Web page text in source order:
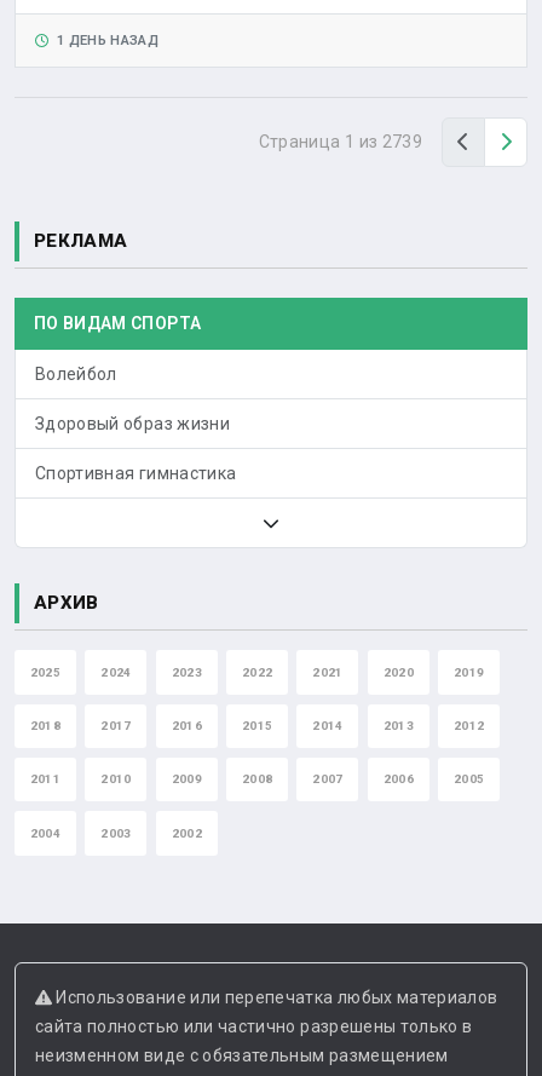
1 ДЕНЬ НАЗАД
Страница 1 из 2739 Назад
РЕКЛАМА
ПО ВИДАМ СПОРТА
Волейбол
Здоровый образ жизни
Спортивная гимнастика
АРХИВ
2025 2024 2023 2022 2021 2020 2019
2018 2017 2016 2015 2014 2013 2012
2011 2010 2009 2008 2007 2006 2005
2004 2003 2002
Использование или перепечатка любых материалов
сайта полностью или частично разрешены только в
неизменном виде с обязательным размещением